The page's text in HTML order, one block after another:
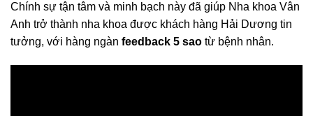
Chính sự tận tâm và minh bạch này đã giúp Nha khoa Vân
Anh trở thành nha khoa được khách hàng Hải Dương tin
tưởng, với hàng ngàn feedback 5 sao từ bệnh nhân.